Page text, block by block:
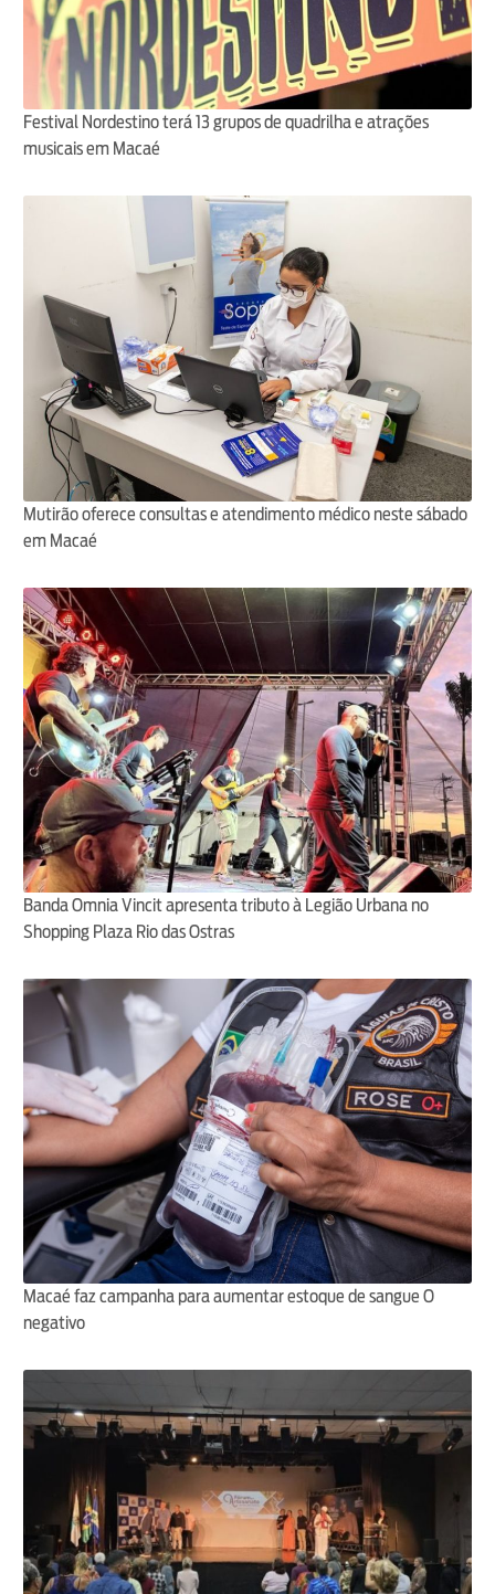
Festival Nordestino terá 13 grupos de quadrilha e atrações
musicais em Macaé
Mutirão oferece consultas e atendimento médico neste sábado
em Macaé
Banda Omnia Vincit apresenta tributo à Legião Urbana no
Shopping Plaza Rio das Ostras
Macaé faz campanha para aumentar estoque de sangue O
negativo